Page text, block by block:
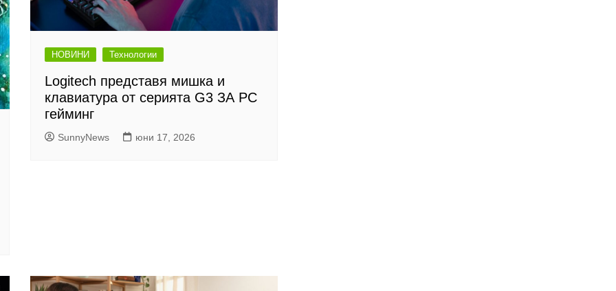
НОВИНИ Технологии
Logitech представя мишка и
клавиатура от серията G3 ЗА PC
гейминг
SunnyNews юни 17, 2026